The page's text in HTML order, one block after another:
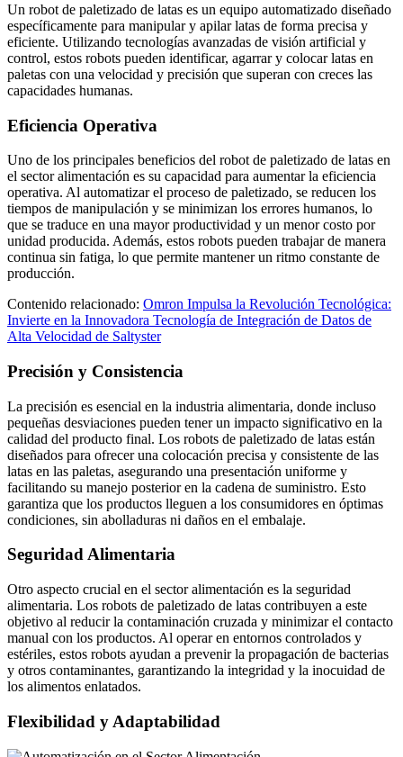
Un robot de paletizado de latas es un equipo automatizado diseñado
específicamente para manipular y apilar latas de forma precisa y
eficiente. Utilizando tecnologías avanzadas de visión artificial y
control, estos robots pueden identificar, agarrar y colocar latas en
paletas con una velocidad y precisión que superan con creces las
capacidades humanas.
Eficiencia Operativa
Uno de los principales beneficios del robot de paletizado de latas en
el sector alimentación es su capacidad para aumentar la eficiencia
operativa. Al automatizar el proceso de paletizado, se reducen los
tiempos de manipulación y se minimizan los errores humanos, lo
que se traduce en una mayor productividad y un menor costo por
unidad producida. Además, estos robots pueden trabajar de manera
continua sin fatiga, lo que permite mantener un ritmo constante de
producción.
Contenido relacionado: Omron Impulsa la Revolución Tecnológica:
Invierte en la Innovadora Tecnología de Integración de Datos de
Alta Velocidad de Saltyster
Precisión y Consistencia
La precisión es esencial en la industria alimentaria, donde incluso
pequeñas desviaciones pueden tener un impacto significativo en la
calidad del producto final. Los robots de paletizado de latas están
diseñados para ofrecer una colocación precisa y consistente de las
latas en las paletas, asegurando una presentación uniforme y
facilitando su manejo posterior en la cadena de suministro. Esto
garantiza que los productos lleguen a los consumidores en óptimas
condiciones, sin abolladuras ni daños en el embalaje.
Seguridad Alimentaria
Otro aspecto crucial en el sector alimentación es la seguridad
alimentaria. Los robots de paletizado de latas contribuyen a este
objetivo al reducir la contaminación cruzada y minimizar el contacto
manual con los productos. Al operar en entornos controlados y
estériles, estos robots ayudan a prevenir la propagación de bacterias
y otros contaminantes, garantizando la integridad y la inocuidad de
los alimentos enlatados.
Flexibilidad y Adaptabilidad